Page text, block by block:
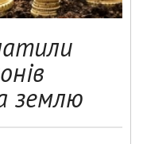
землю